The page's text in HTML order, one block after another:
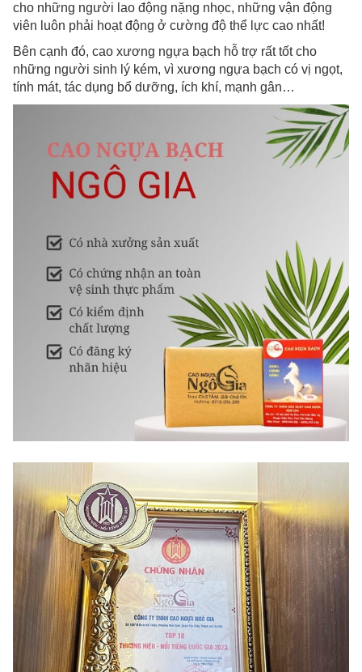
cho những người lao động nặng nhọc, những vận động
viên luôn phải hoạt động ở cường độ thể lực cao nhất!
Bên cạnh đó, cao xương ngựa bạch hỗ trợ rất tốt cho
những người sinh lý kém, vì xương ngựa bạch có vị ngọt,
tính mát, tác dụng bổ dưỡng, ích khí, mạnh gân…